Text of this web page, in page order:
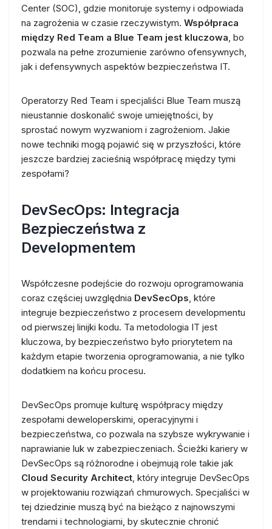
Center (SOC), gdzie monitoruje systemy i odpowiada
na zagrożenia w czasie rzeczywistym. Współpraca
między Red Team a Blue Team jest kluczowa, bo
pozwala na pełne zrozumienie zarówno ofensywnych,
jak i defensywnych aspektów bezpieczeństwa IT.
Operatorzy Red Team i specjaliści Blue Team muszą
nieustannie doskonalić swoje umiejętności, by
sprostać nowym wyzwaniom i zagrożeniom. Jakie
nowe techniki mogą pojawić się w przyszłości, które
jeszcze bardziej zacieśnią współpracę między tymi
zespołami?
DevSecOps: Integracja
Bezpieczeństwa z
Developmentem
Współczesne podejście do rozwoju oprogramowania
coraz częściej uwzględnia DevSecOps, które
integruje bezpieczeństwo z procesem developmentu
od pierwszej linijki kodu. Ta metodologia IT jest
kluczowa, by bezpieczeństwo było priorytetem na
każdym etapie tworzenia oprogramowania, a nie tylko
dodatkiem na końcu procesu.
DevSecOps promuje kulturę współpracy między
zespołami deweloperskimi, operacyjnymi i
bezpieczeństwa, co pozwala na szybsze wykrywanie i
naprawianie luk w zabezpieczeniach. Ścieżki kariery w
DevSecOps są różnorodne i obejmują role takie jak
Cloud Security Architect, który integruje DevSecOps
w projektowaniu rozwiązań chmurowych. Specjaliści w
tej dziedzinie muszą być na bieżąco z najnowszymi
trendami i technologiami, by skutecznie chronić